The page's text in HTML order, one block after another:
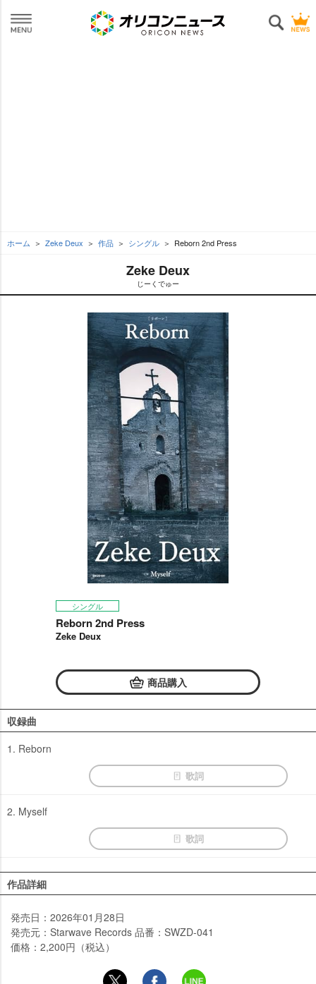
ホーム Zeke Deux 作品 シングル Reborn 2nd Press
Zeke Deux
じーくでゅー
シングル
Reborn 2nd Press
Zeke Deux
商品購入
収録曲
1. Reborn
歌詞
2. Myself
歌詞
作品詳細
発売日：2026年01月28日
発売元：Starwave Records 品番：SWZD-041
価格：2,200円（税込）